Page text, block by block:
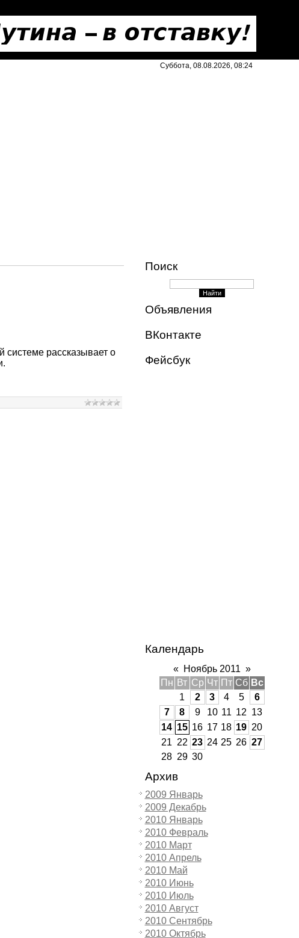
Суббота, 08.08.2026, 08:24
системе рассказывает о
Поиск
Объявления
ВКонтакте
Фейсбук
Календарь
« Ноябрь 2011 »
Пн Вт Ср Чт Пт Сб Вс
1
2 3 4 5
6
7
8 9 10 11 12 13
14 15 16 17 18 19 20
21 22 23 24 25 26 27
28 29 30
Архив
2009 Январь
2009 Декабрь
2010 Январь
2010 Февраль
2010 Март
2010 Апрель
2010 Май
2010 Июнь
2010 Июль
2010 Август
2010 Сентябрь
2010 Октябрь